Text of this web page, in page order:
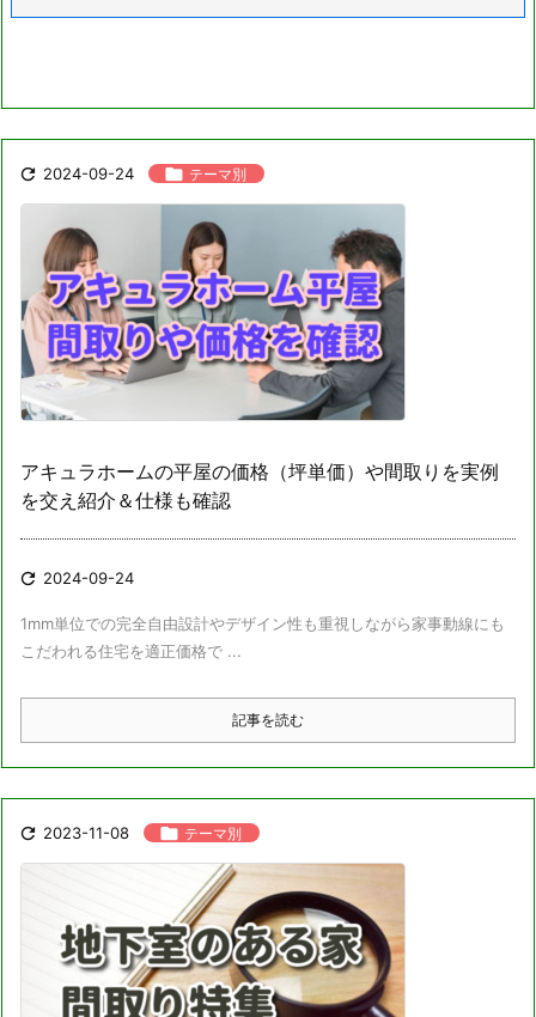
 2024-09-24  テーマ別
アキュラホームの平屋の価格（坪単価）や間取りを実例
を交え紹介＆仕様も確認
 2024-09-24
1mm単位での完全自由設計やデザイン性も重視しながら家事動線にも
こだわれる住宅を適正価格で ...
記事を読む
 2023-11-08  テーマ別